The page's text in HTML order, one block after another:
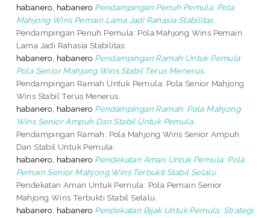
habanero, habanero Pendampingan Penuh Pemula: Pola
Mahjong Wins Pemain Lama Jadi Rahasia Stabilitas.
Pendampingan Penuh Pemula: Pola Mahjong Wins Pemain
Lama Jadi Rahasia Stabilitas.
habanero, habanero Pendampingan Ramah Untuk Pemula:
Pola Senior Mahjong Wins Stabil Terus Menerus.
Pendampingan Ramah Untuk Pemula: Pola Senior Mahjong
Wins Stabil Terus Menerus.
habanero, habanero Pendampingan Ramah: Pola Mahjong
Wins Senior Ampuh Dan Stabil Untuk Pemula.
Pendampingan Ramah: Pola Mahjong Wins Senior Ampuh
Dan Stabil Untuk Pemula.
habanero, habanero Pendekatan Aman Untuk Pemula: Pola
Pemain Senior Mahjong Wins Terbukti Stabil Selalu.
Pendekatan Aman Untuk Pemula: Pola Pemain Senior
Mahjong Wins Terbukti Stabil Selalu.
habanero, habanero Pendekatan Bijak Untuk Pemula: Strategi